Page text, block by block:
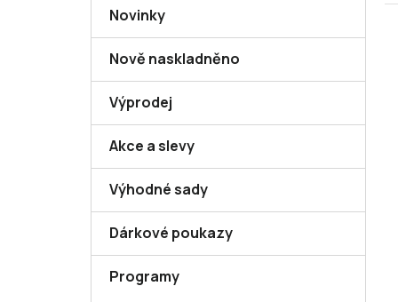
Novinky
Nově naskladněno
Výprodej
Akce a slevy
Výhodné sady
Dárkové poukazy
Programy